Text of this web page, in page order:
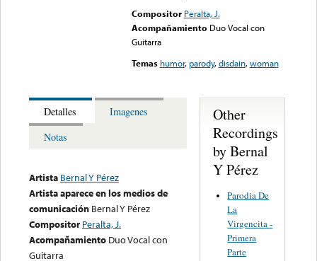
Compositor Peralta, J.
Acompañamiento Duo Vocal con
Guitarra
Temas humor, parody,disdain,woman
Detalles
Imagenes
Notas
Artista Bernal Y Pérez
Artista aparece en los medios de
comunicación Bernal Y Pérez
Compositor Peralta, J.
Acompañamiento Duo Vocal con
Guitarra
Other
Recordings
by Bernal
Y Pérez
Parodia De
La
Virgencita -
Primera
Parte